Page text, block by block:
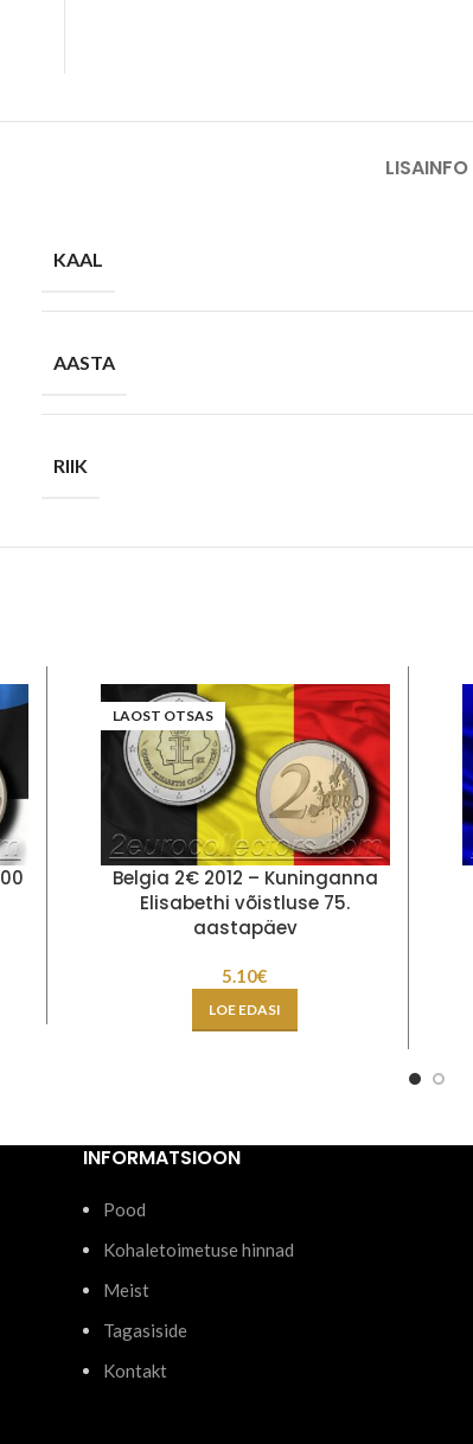
LISAINFO
KAAL
AASTA
RIIK
LAOST OTSAS
Belgia 2€ 2012 – Kuninganna
Elisabethi võistluse 75.
aastapäev
5.10€
LOE EDASI
INFORMATSIOON
Pood
Kohaletoimetuse hinnad
Meist
Tagasiside
Kontakt